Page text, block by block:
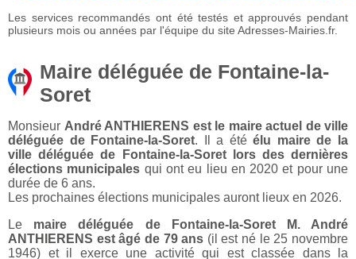
Les services recommandés ont été testés et approuvés pendant
plusieurs mois ou années par l'équipe du site Adresses-Mairies.fr.
Maire déléguée de Fontaine-la-
Soret
Monsieur André ANTHIERENS est le maire actuel de ville
déléguée de Fontaine-la-Soret. Il a étéélu maire de la
ville déléguée de Fontaine-la-Soret lors des dernières
élections municipales qui ont eu lieu en 2020 et pour une
durée de 6 ans.
Les prochaines élections municipales auront lieux en 2026.
Le maire déléguée de Fontaine-la-Soret M. André
ANTHIERENS est âgé de 79 ans (il est né le 25 novembre
1946) et il exerce une activité qui est classée dans la